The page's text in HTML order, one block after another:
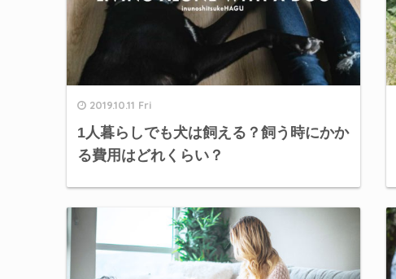
2019.10.11 Fri
1人暮らしでも犬は飼える？飼う時にかか
る費用はどれくらい？